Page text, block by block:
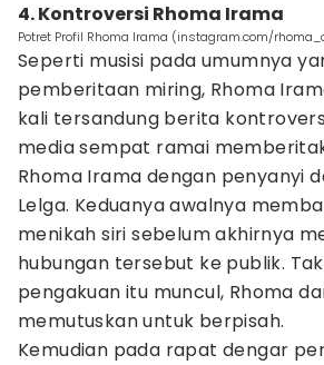
4. Kontroversi Rhoma Irama
Potret Profil Rhoma Irama (instagram.com/
Seperti musisi pada umumnya
pemberitaan miring, Rhoma
kali tersandung berita
media sempat ramai
Rhoma Irama dengan penyanyi
Lelga. Keduanya awalnya
menikah siri sebelum akhirnya
hubungan tersebut ke publik.
pengakuan itu muncul, Rhoma
memutuskan untuk berpisah.
Kemudian pada rapat dengar